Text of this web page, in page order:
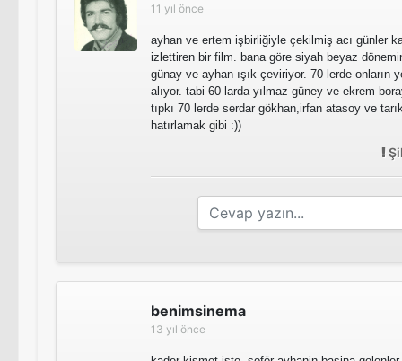
11 yıl önce
ayhan ve ertem işbirliğiyle çekilmiş acı günler
izlettiren bir film. bana göre siyah beyaz
günay ve ayhan ışık çeviriyor. 70 lerde onların
alıyor. tabi 60 larda yılmaz güney ve ekrem
tıpkı 70 lerde serdar gökhan,irfan atasoy ve
hatırlamak gibi :))
benimsinema
13 yıl önce